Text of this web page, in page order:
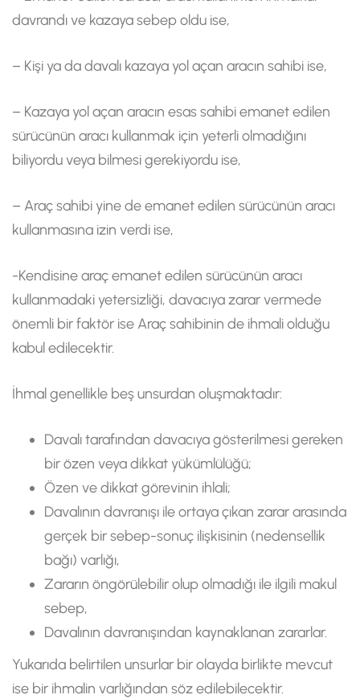
davrandı ve kazaya sebep oldu ise,
– Kişi ya da davalı kazaya yol açan aracın sahibi ise,
– Kazaya yol açan aracın esas sahibi emanet edilen
sürücünün aracı kullanmak için yeterli olmadığını
biliyordu veya bilmesi gerekiyordu ise,
– Araç sahibi yine de emanet edilen sürücünün aracı
kullanmasına izin verdi ise,
-Kendisine araç emanet edilen sürücünün aracı
kullanmadaki yetersizliği, davacıya zarar vermede
önemli bir faktör ise Araç sahibinin de ihmali olduğu
kabul edilecektir.
İhmal genellikle beş unsurdan oluşmaktadır:
Davalı tarafından davacıya gösterilmesi gereken
bir özen veya dikkat yükümlülüğü;
Özen ve dikkat görevinin ihlali;
Davalının davranışı ile ortaya çıkan zarar arasında
gerçek bir sebep-sonuç ilişkisinin (nedensellik
bağı) varlığı,
Zararın öngörülebilir olup olmadığı ile ilgili makul
sebep,
Davalının davranışından kaynaklanan zararlar.
Yukarıda belirtilen unsurlar bir olayda birlikte mevcut
ise bir ihmalin varlığından söz edilebilecektir.